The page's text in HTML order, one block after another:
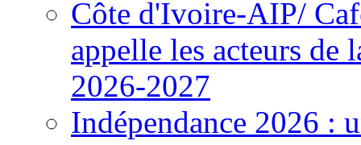
Côte d'Ivoire-AIP/
appelle les acteurs de
2026-2027
Indépendance 2026 :